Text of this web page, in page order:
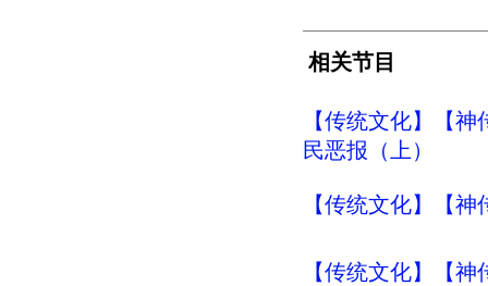
相关节目
【传统文化】【
民恶报（上）
【传统文化】【
【传统文化】【